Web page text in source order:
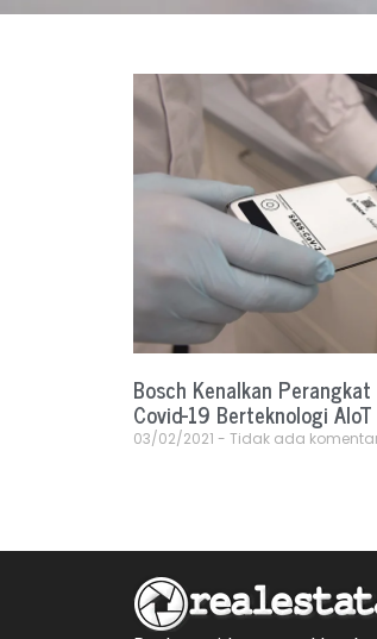
Bosch Kenalkan
Covid-19 Berteknologi AIoT
03/02/2021 Tidak ada